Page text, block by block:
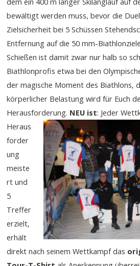
bewältigt werden muss, bevor die
Zielsicherheit bei 5 Schüssen
Entfernung auf die 50 mm-
Schießen ist damit zwar nur halb so
Biathlonprofis etwa bei den
der magische Moment des Biathlons,
körperlicher Belastung wird für Euch
Herausforderung. NEU ist: Jeder
Heraus
forder
ung
meiste
rt und
5
Treffer
erzielt,
erhält
direkt nach seinem Wettkampf das